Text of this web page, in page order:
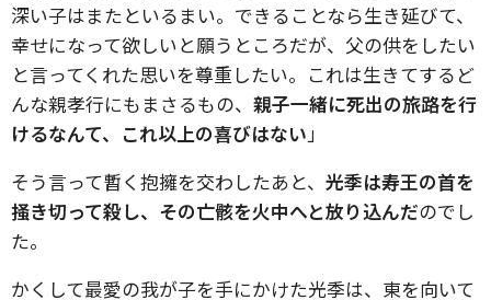
深い子はまたといるまい。できることなら生き延びて、
幸せになって欲しいと願うところだが、父の供をしたい
と言ってくれた思いを尊重したい。これは生きてするど
んな親孝行にもまさるもの、 親子一緒に死出の旅路を行
けるなんて、これ以上の喜びはない」
そう言って暫く抱擁を交わしたあと、 光季は寿王の首を
掻き切って殺し、その亡骸を火中へと放り込んだのでし
た。
かくして最愛の我が子を手にかけた光季は、東を向いて